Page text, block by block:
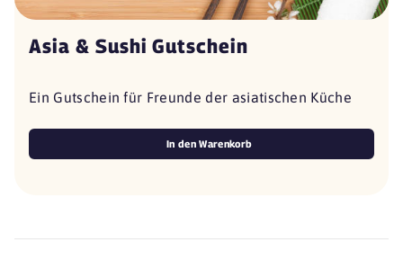
Asia & Sushi Gutschein
Ein Gutschein für Freunde der asiatischen Küche
In den Warenkorb